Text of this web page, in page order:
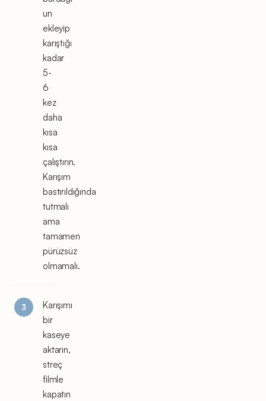
un
ekleyip
karıştığı
kadar
5-
6
kez
daha
kısa
kısa
çalıştırın.
Karışım
bastırıldığında
tutmalı
ama
tamamen
pürüzsüz
olmamalı.
Karışımı
bir
kaseye
aktarın,
streç
filmle
kapatın